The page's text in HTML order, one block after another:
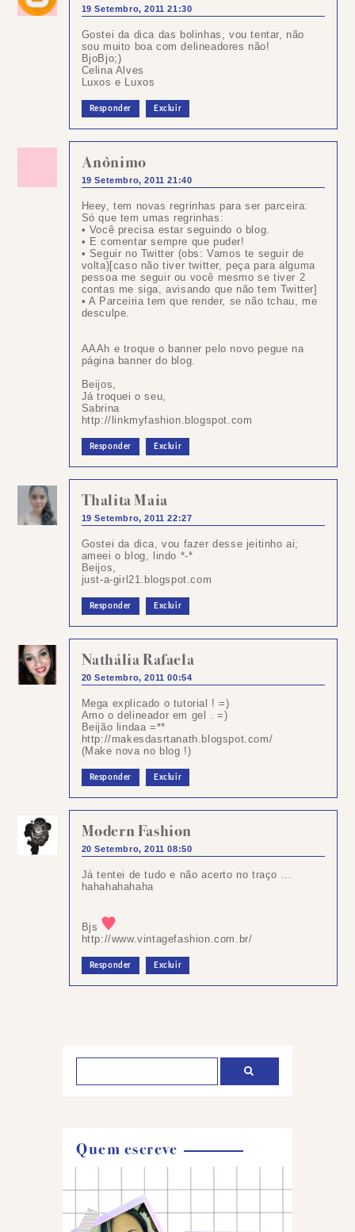
19 Setembro, 2011 21:30
Gostei da dica das bolinhas, vou tentar, não
sou muito boa com delineadores não!
BjoBjo;)
Celina Alves
Luxos e Luxos
Responder Excluir
Anônimo
19 Setembro, 2011 21:40
Heey, tem novas regrinhas para ser parceira:
Só que tem umas regrinhas:
• Você precisa estar seguindo o blog.
• E comentar sempre que puder!
• Seguir no Twitter (obs: Vamos te seguir de
volta)[caso não tiver twitter, peça para alguma
pessoa me seguir ou você mesmo se tiver 2
contas me siga, avisando que não tem Twitter]
• A Parceiria tem que render, se não tchau, me
desculpe.
AAAh e troque o banner pelo novo pegue na
página banner do blog.
Beijos,
Já troquei o seu,
Sabrina
http://linkmyfashion.blogspot.com
Responder Excluir
Thalita Maia
19 Setembro, 2011 22:27
Gostei da dica, vou fazer desse jeitinho ai;
ameei o blog, lindo *-*
Beijos,
just-a-girl21.blogspot.com
Responder Excluir
Nathália Rafaela
20 Setembro, 2011 00:54
Mega explicado o tutorial ! =)
Amo o delineador em gel . =)
Beijão lindaa =**
http://makesdasrtanath.blogspot.com/
(Make nova no blog !)
Responder Excluir
Modern Fashion
20 Setembro, 2011 08:50
Já tentei de tudo e não acerto no traço ...
hahahahahaha
Bjs
http://www.vintagefashion.com.br/
Responder Excluir
Quem escreve